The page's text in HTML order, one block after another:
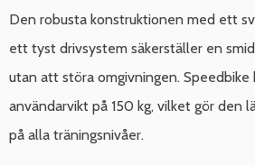
Den robusta konstruktionen med ett
ett tyst drivsystem säkerställer en
utan att störa omgivningen. Speedbike
användarvikt på 150 kg, vilket gör den
på alla träningsnivåer.